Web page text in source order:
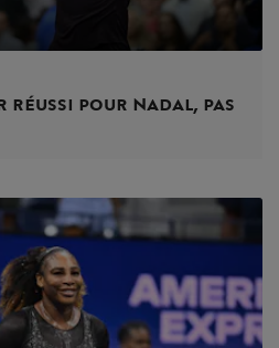
réussi pour Nadal, pas